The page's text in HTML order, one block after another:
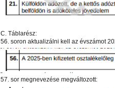
C. Táblarész:
56. soron aktualizálni kell az évszámot
57. sor megnevezése megváltozott: